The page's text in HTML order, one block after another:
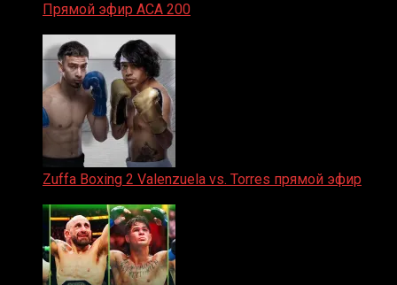
Прямой эфир ACA 200
Zuffa Boxing 2 Valenzuela vs. Torres прямой эфир